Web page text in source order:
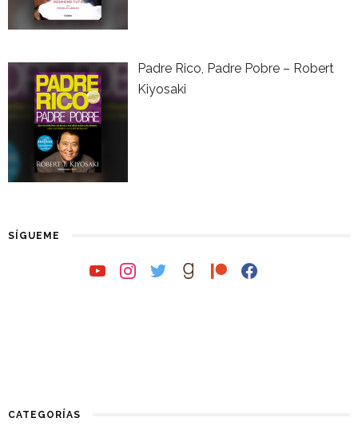
Padre Rico, Padre Pobre – Robert
Kiyosaki
SÍGUEME
youtubeinstagramtwittergoodreads
patreonfacebook
CATEGORÍAS